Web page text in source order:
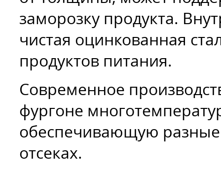
заморозку продукта.
чистая оцинкованная
продуктов питания.
Современное
фургоне
обеспечивающую
отсеках.